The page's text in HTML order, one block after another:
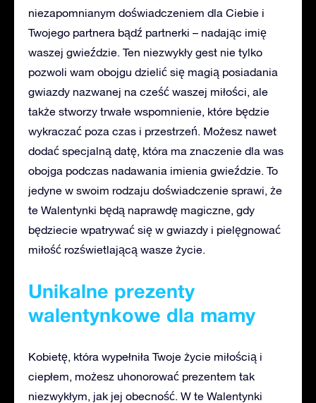
niezapomnianym doświadczeniem dla Ciebie i
Twojego partnera bądź partnerki – nadając imię
waszej gwieździe. Ten niezwykły gest nie tylko
pozwoli wam obojgu dzielić się magią posiadania
gwiazdy nazwanej na cześć waszej miłości, ale
także stworzy trwałe wspomnienie, które będzie
wykraczać poza czas i przestrzeń. Możesz nawet
dodać specjalną datę, która ma znaczenie dla was
obojga podczas nadawania imienia gwieździe. To
jedyne w swoim rodzaju doświadczenie sprawi, że
te Walentynki będą naprawdę magiczne, gdy
będziecie wpatrywać się w gwiazdy i pielęgnować
miłość rozświetlającą wasze życie.
Unikalne prezenty
walentynkowe dla mamy
Kobietę, która wypełniła Twoje życie miłością i
ciepłem, możesz uhonorować prezentem tak
niezwykłym, jak jej obecność. W te Walentynki